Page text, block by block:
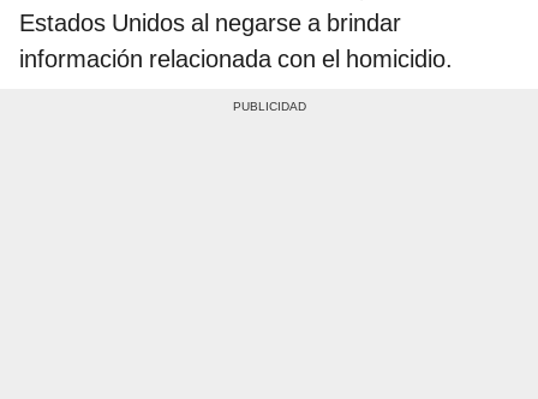
Estados Unidos al negarse a brindar
información relacionada con el homicidio.